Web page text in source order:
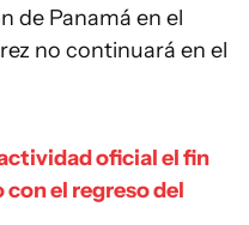
de Panamá en el
no continuará en el
oficial el fin
con el regreso del